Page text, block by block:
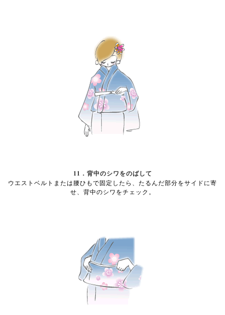
11．背中のシワをのばして
ウエストベルトまたは腰ひもで固定したら、たるんだ部分をサイドに寄
せ、背中のシワをチェック。